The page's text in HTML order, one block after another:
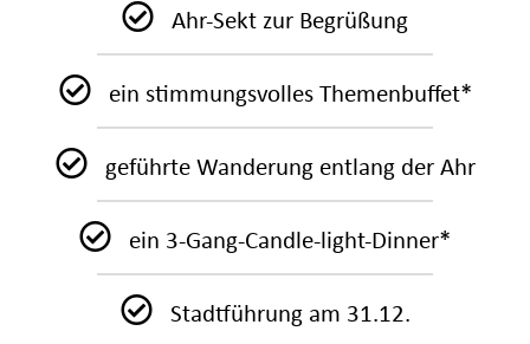
Ahr-Sekt zur Begrüßung
ein stimmungsvolles Themenbuffet*
geführte Wanderung entlang der Ahr
ein 3-Gang-Candle-light-Dinner*
Stadtführung am 31.12.